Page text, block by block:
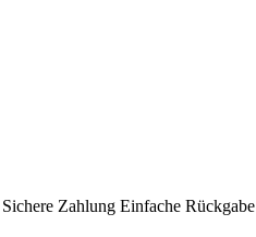
Sichere Zahlung Einfache Rückgabe